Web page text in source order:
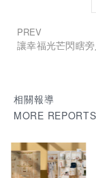
PREV
相關報導
MORE REPORTS